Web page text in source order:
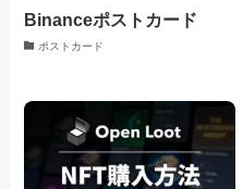
Binanceポストカード
ポストカード